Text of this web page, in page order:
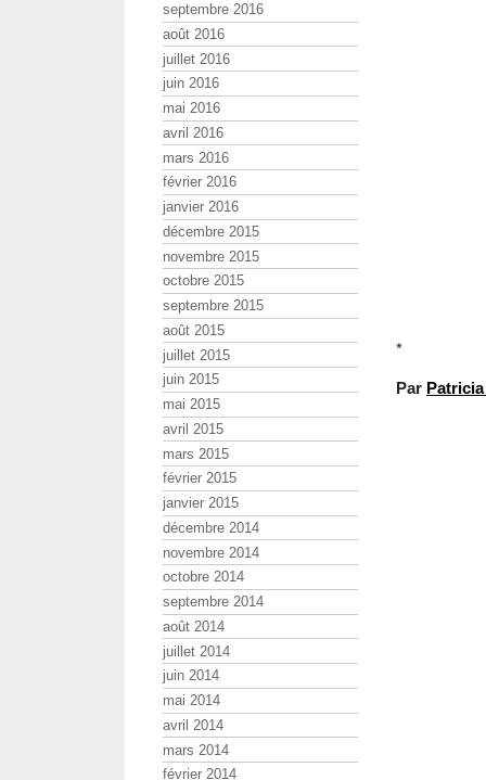
*
Par
septembre 2016
août 2016
juillet 2016
juin 2016
mai 2016
avril 2016
mars 2016
février 2016
janvier 2016
décembre 2015
novembre 2015
octobre 2015
septembre 2015
août 2015
juillet 2015
juin 2015
mai 2015
avril 2015
mars 2015
février 2015
janvier 2015
décembre 2014
novembre 2014
octobre 2014
septembre 2014
août 2014
juillet 2014
juin 2014
mai 2014
avril 2014
mars 2014
février 2014